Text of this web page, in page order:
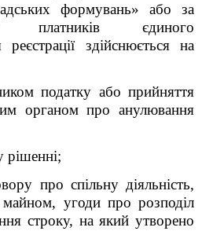
формувань» або за
платників єдиного
здійснюється на
податку або прийняття
органом про анулювання
рішенні;
про спільну діяльність,
майном, угоди про розподіл
строку, на який утворено